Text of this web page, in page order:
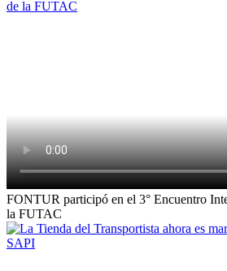
FONTUR participó en el 3° Encuentro
la FUTAC